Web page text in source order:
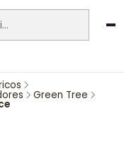
Green Tree